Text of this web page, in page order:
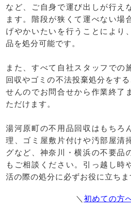
など、ご自身で運び出しが行え
ます。階段が狭くて運べない場
げやかいたいを行うことにより
品を処分可能です。
また、すべて自社スタッフでの
回収やゴミの不法投棄処分をす
せんのでお問合せから作業終了
ただけます。
湯河原町の不用品回収はもちろ
理、ゴミ屋敷片付けや汚部屋清
グなど、神奈川・横浜の不要品
もご相談ください。引っ越し時
活の際の処分に必ずお役に立ちま
＼ 初めての方